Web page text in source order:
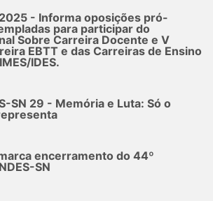
- Informa oposições pró-
para participar do
Sobre Carreira Docente e V
EBTT e das Carreiras de Ensino
IDES.
SN 29 - Memória e Luta: Só o
encerramento do 44º
SN